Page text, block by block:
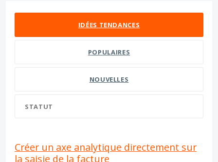
IDÉES TENDANCES
POPULAIRES
NOUVELLES
STATUT
Créer un axe analytique directement sur
la saisie de la facture